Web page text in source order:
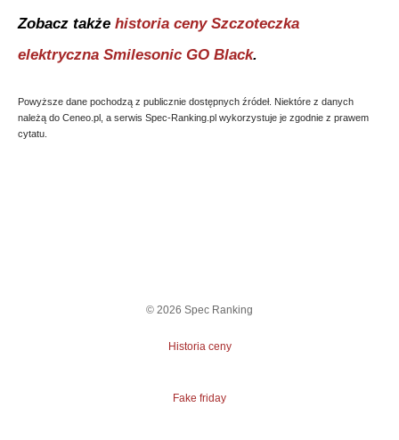
Zobacz także historia ceny Szczoteczka
elektryczna Smilesonic GO Black.
Powyższe dane pochodzą z publicznie dostępnych źródeł. Niektóre z danych
należą do Ceneo.pl, a serwis Spec-Ranking.pl wykorzystuje je zgodnie z prawem
cytatu.
© 2026 Spec Ranking
Historia ceny
Fake friday